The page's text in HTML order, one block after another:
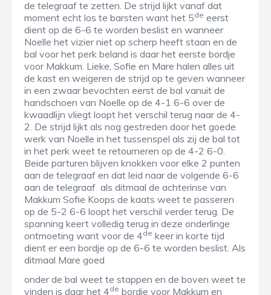
de telegraaf te zetten. De strijd lijkt vanaf dat
moment echt los te barsten want het 5de eerst
dient op de 6-6 te worden beslist en wanneer
Noelle het vizier niet op scherp heeft staan en de
bal voor het perk beland is daar het eerste bordje
voor Makkum. Lieke, Sofie en Mare halen alles uit
de kast en weigeren de strijd op te geven wanneer
in een zwaar bevochten eerst de bal vanuit de
handschoen van Noelle op de 4-1 6-6 over de
kwaadlijn vliegt loopt het verschil terug naar de 4-
2. De strijd lijkt als nog gestreden door het goede
werk van Noelle in het tussenspel als zij de bal tot
in het perk weet te retourneren op de 4-2 6-0.
Beide parturen blijven knokken voor elke 2 punten
aan de telegraaf en dat leid naar de volgende 6-6
aan de telegraaf als ditmaal de achterinse van
Makkum Sofie Koops de kaats weet te passeren
op de 5-2 6-6 loopt het verschil verder terug. De
spanning keert volledig terug in deze onderlinge
ontmoeting want voor de 4de keer in korte tijd
dient er een bordje op de 6-6 te worden beslist. Als
ditmaal Mare goed
onder de bal weet te stappen en de boven weet te
vinden is daar het 4de bordje voor Makkum en